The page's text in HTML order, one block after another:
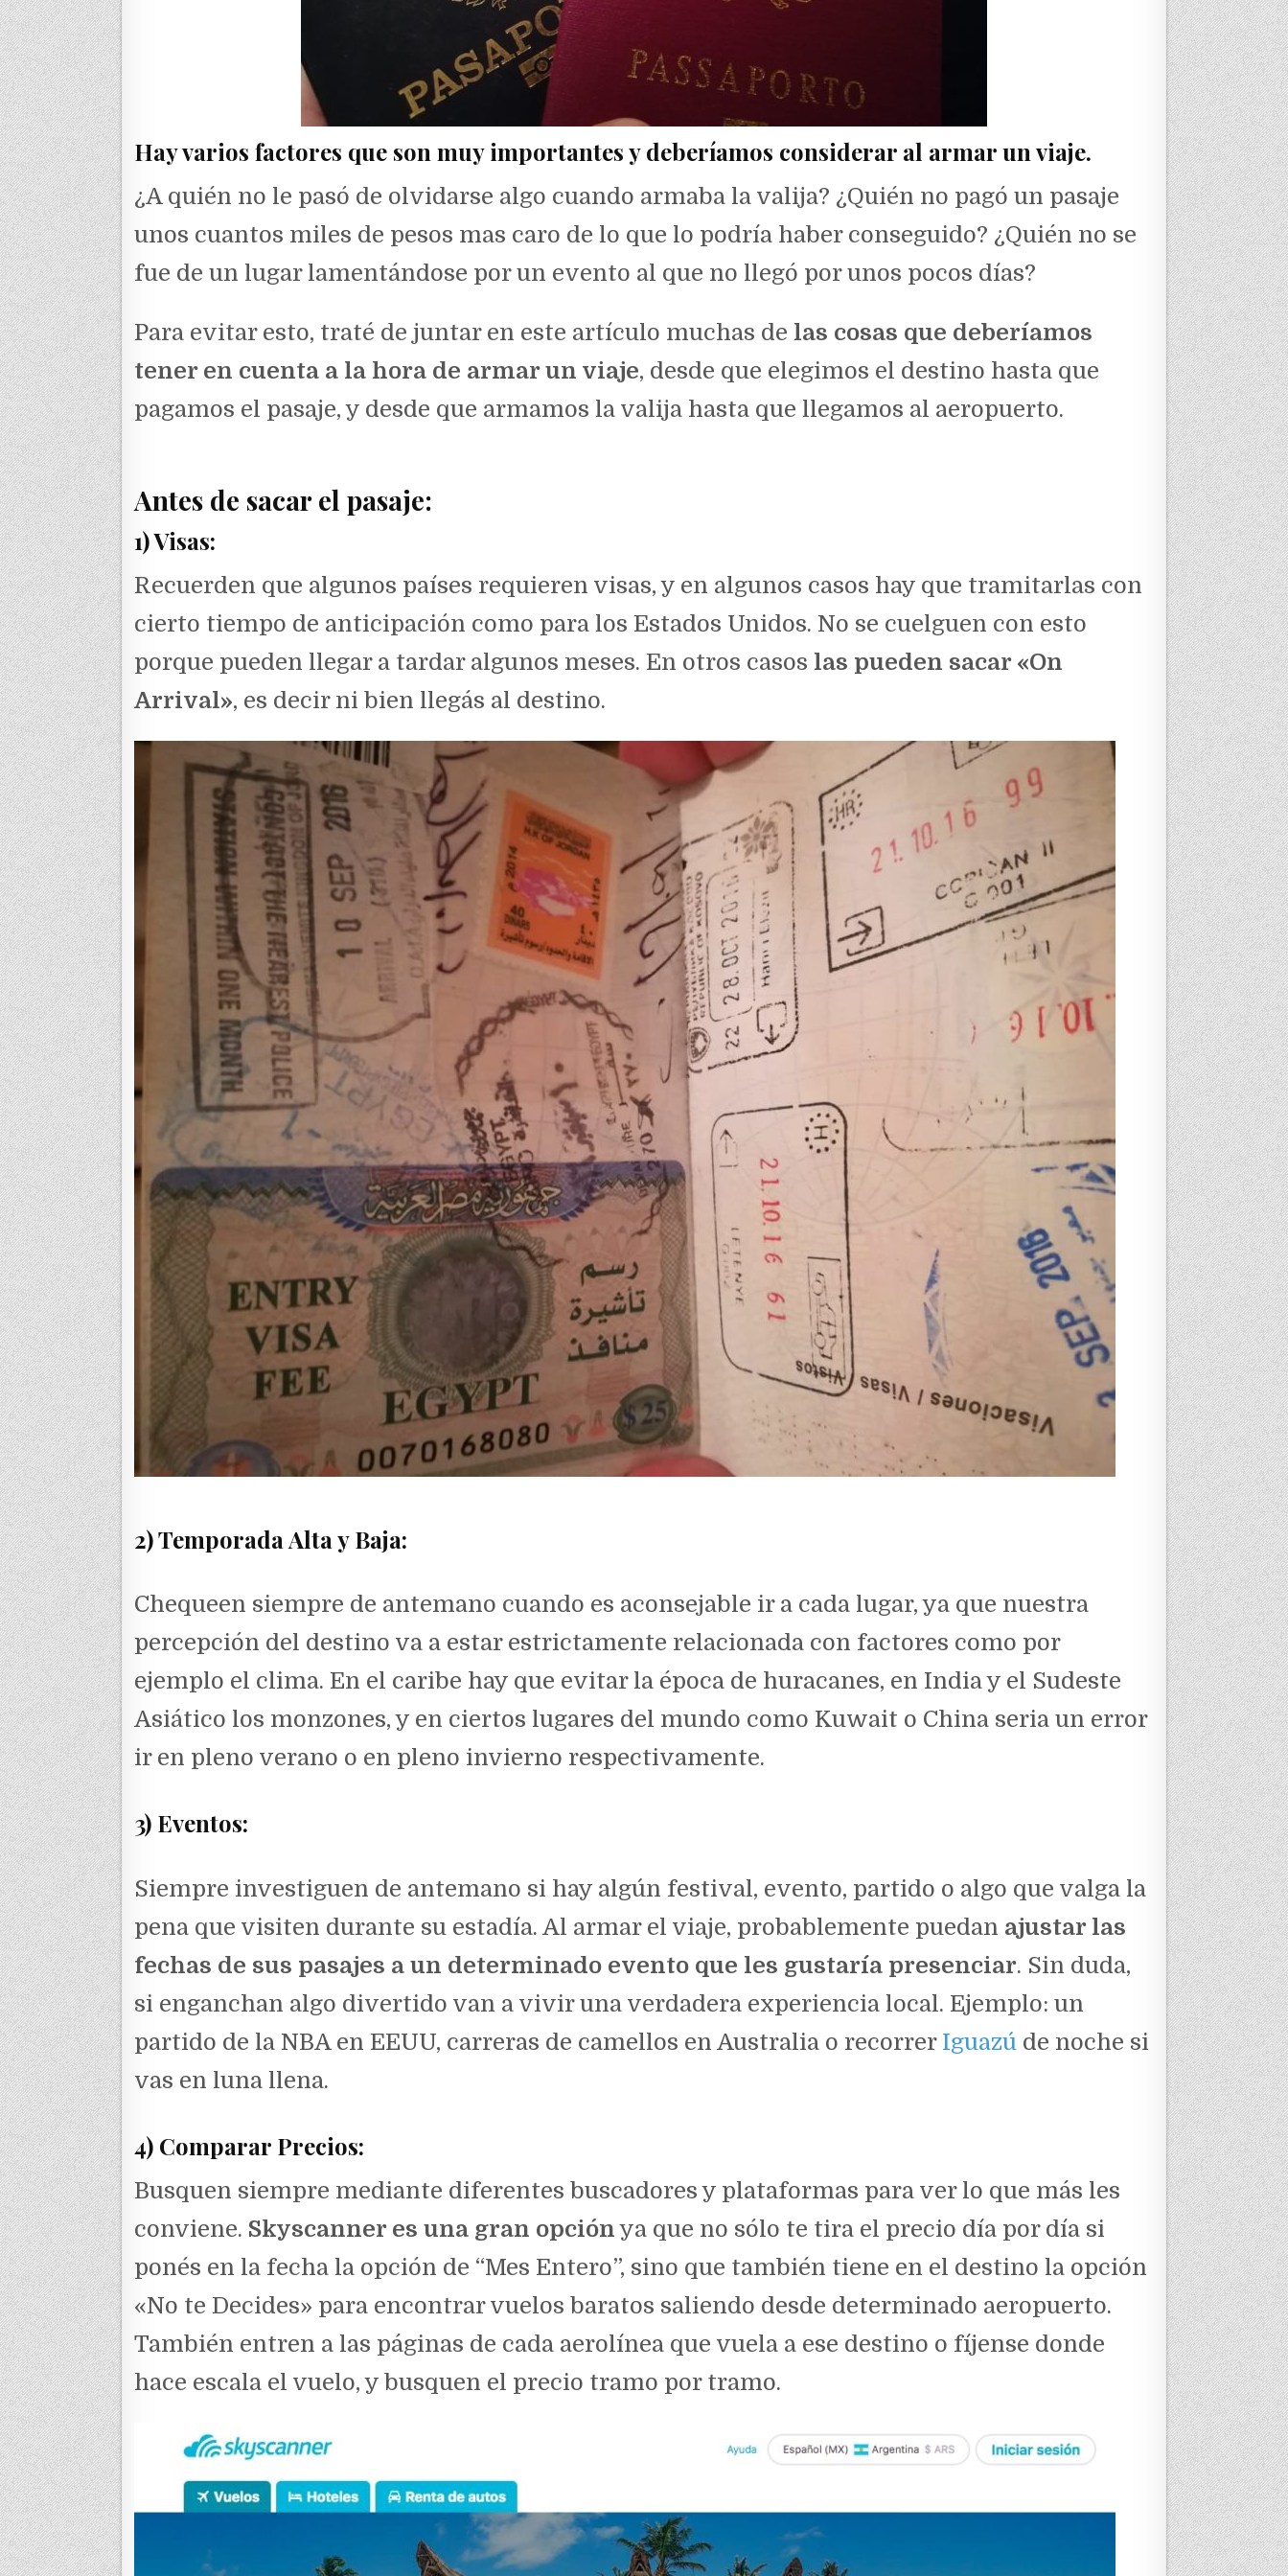
Hay varios factores que son muy importantes y deberíamos considerar al armar un viaje.
¿A quién no le pasó de olvidarse algo cuando armaba la valija? ¿Quién no pagó un pasaje
unos cuantos miles de pesos mas caro de lo que lo podría haber conseguido? ¿Quién no se
fue de un lugar lamentándose por un evento al que no llegó por unos pocos días?
Para evitar esto, traté de juntar en este artículo muchas de las cosas que deberíamos
tener en cuenta a la hora de armar un viaje, desde que elegimos el destino hasta que
pagamos el pasaje, y desde que armamos la valija hasta que llegamos al aeropuerto.
Antes de sacar el pasaje:
1) Visas:
Recuerden que algunos países requieren visas, y en algunos casos hay que tramitarlas con
cierto tiempo de anticipación como para los Estados Unidos. No se cuelguen con esto
porque pueden llegar a tardar algunos meses. En otros casos las pueden sacar «On
Arrival», es decir ni bien llegás al destino.
2) Temporada Alta y Baja:
Chequeen siempre de antemano cuando es aconsejable ir a cada lugar, ya que nuestra
percepción del destino va a estar estrictamente relacionada con factores como por
ejemplo el clima. En el caribe hay que evitar la época de huracanes, en India y el Sudeste
Asiático los monzones, y en ciertos lugares del mundo como Kuwait o China seria un error
ir en pleno verano o en pleno invierno respectivamente.
3) Eventos:
Siempre investiguen de antemano si hay algún festival, evento, partido o algo que valga la
pena que visiten durante su estadía. Al armar el viaje, probablemente puedan ajustar las
fechas de sus pasajes a un determinado evento que les gustaría presenciar. Sin duda,
si enganchan algo divertido van a vivir una verdadera experiencia local. Ejemplo: un
partido de la NBA en EEUU, carreras de camellos en Australia o recorrer Iguazú de noche si
vas en luna llena.
4) Comparar Precios:
Busquen siempre mediante diferentes buscadores y plataformas para ver lo que más les
conviene. Skyscanner es una gran opciónya que no sólo te tira el precio día por día si
ponés en la fecha la opción de “Mes Entero”, sino que también tiene en el destino la opción
«No te Decides» para encontrar vuelos baratos saliendo desde determinado aeropuerto.
También entren a las páginas de cada aerolínea que vuela a ese destino o fíjense donde
hace escala el vuelo, y busquen el precio tramo por tramo.